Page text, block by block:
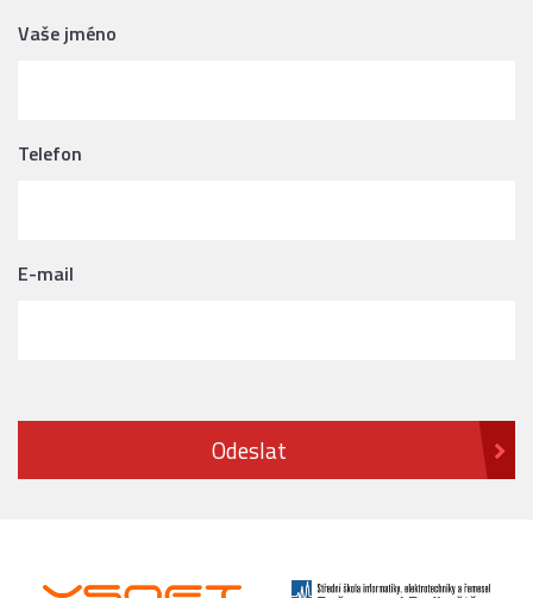
Vaše jméno
Telefon
E-mail